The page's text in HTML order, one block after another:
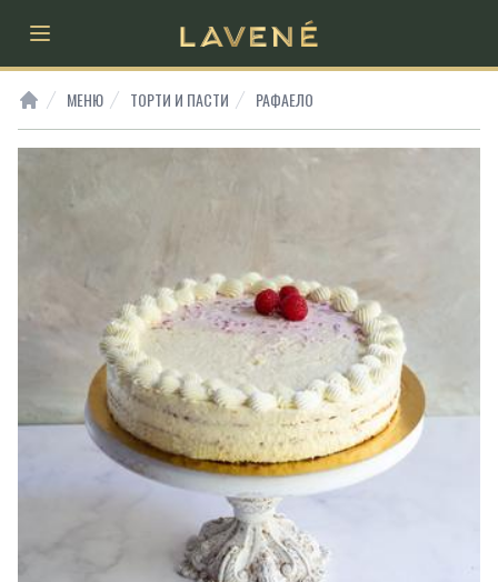
Open main menu
МЕНЮ ТОРТИ И ПАСТИ РАФАЕЛО